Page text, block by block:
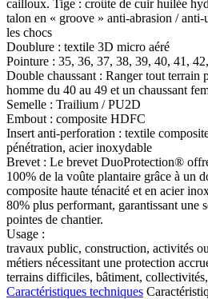
cailloux. Tige : croûte de cuir huilée
talon en « groove » anti-abrasion /
les chocs
Doublure : textile 3D micro aéré
Pointure : 35, 36, 37, 38, 39, 40, 41,
Double chaussant : Ranger tout terrain
homme du 40 au 49 et un chaussant
Semelle : Trailium / PU2D
Embout : composite HDFC
Insert anti-perforation : textile
pénétration, acier inoxydable
Brevet : Le brevet DuoProtection®
100% de la voûte plantaire grâce à un
composite haute ténacité et en acier
80% plus performant, garantissant une
pointes de chantier.
Usage :
travaux public, construction, activités
métiers nécessitant une protection
terrains difficiles, bâtiment,
Caractéristiques techniques